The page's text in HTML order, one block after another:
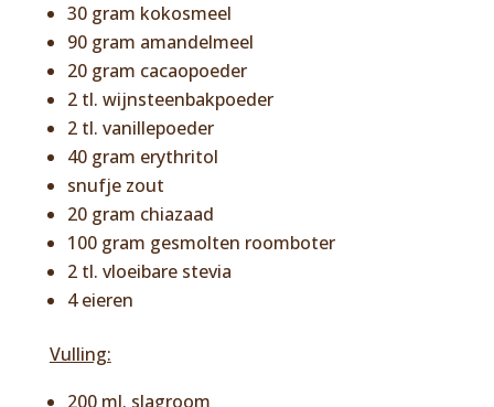
30 gram kokosmeel
90 gram amandelmeel
20 gram cacaopoeder
2 tl. wijnsteenbakpoeder
2 tl. vanillepoeder
40 gram erythritol
snufje zout
20 gram chiazaad
100 gram gesmolten roomboter
2 tl. vloeibare stevia
4 eieren
Vulling:
200 ml. slagroom